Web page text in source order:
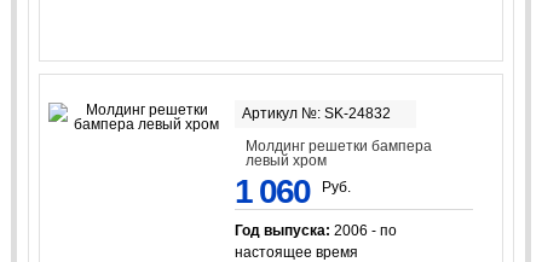
Артикул №: SK-24832
Молдинг решетки бампера
левый хром
1 060 Руб.
Год выпуска: 2006 - по
настоящее время